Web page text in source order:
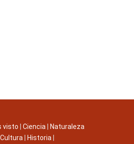
visto Ciencia
Naturaleza
Cultura Historia